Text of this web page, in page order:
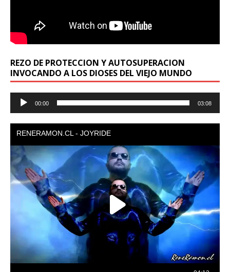
REZO DE PROTECCION Y AUTOSUPERACION
INVOCANDO A LOS DIOSES DEL VIEJO MUNDO
Reproductor
00:00 03:08